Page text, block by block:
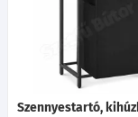
Szennyestartó,